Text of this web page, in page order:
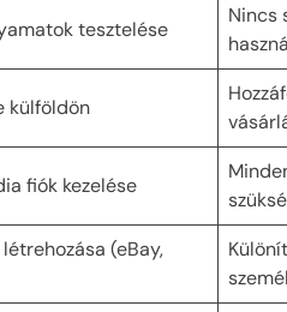
tesztelése
Nincs
külföldön
fiók kezelése
(eBay,